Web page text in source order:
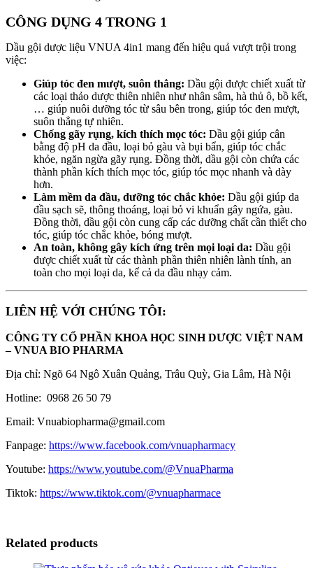
CÔNG DỤNG 4 TRONG 1
Dầu gội dược liệu VNUA 4in1 mang đến hiệu quả vượt trội trong
việc:
Giúp tóc đen mượt, suôn thẳng: Dầu gội được chiết xuất từ
các loại thảo dược thiên nhiên như nhân sâm, hà thủ ô, bồ kết,
… giúp nuôi dưỡng tóc từ sâu bên trong, giúp tóc đen mượt,
suôn thẳng tự nhiên.
Chống gãy rụng, kích thích mọc tóc: Dầu gội giúp cân
bằng độ pH da đầu, loại bỏ gàu và bụi bẩn, giúp tóc chắc
khỏe, ngăn ngừa gãy rụng. Đồng thời, dầu gội còn chứa các
thành phần kích thích mọc tóc, giúp tóc mọc nhanh và dày
hơn.
Làm mềm da đầu, dưỡng tóc chắc khỏe: Dầu gội giúp da
đầu sạch sẽ, thông thoáng, loại bỏ vi khuẩn gây ngứa, gàu.
Đồng thời, dầu gội còn cung cấp các dưỡng chất cần thiết cho
tóc, giúp tóc chắc khỏe, bóng mượt.
An toàn, không gây kích ứng trên mọi loại da: Dầu gội
được chiết xuất từ các thành phần thiên nhiên lành tính, an
toàn cho mọi loại da, kể cả da đầu nhạy cảm.
LIÊN HỆ VỚI CHÚNG TÔI:
CÔNG TY CỔ PHẦN KHOA HỌC SINH DƯỢC VIỆT NAM
– VNUA BIO PHARMA
Địa chỉ: Ngõ 64 Ngô Xuân Quảng, Trâu Quỳ, Gia Lâm, Hà Nội
Hotline: 0968 26 50 79
Email: Vnuabiopharma@gmail.com
Fanpage: https://www.facebook.com/vnuapharmacy
Youtube: https://www.youtube.com/@VnuaPharma
Tiktok: https://www.tiktok.com/@vnuapharmace
Related products